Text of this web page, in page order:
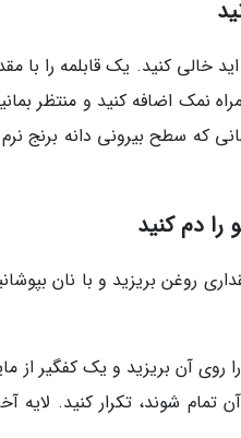
خالی کنید. یک قابلمه را
نمک اضافه کنید و منتظر
که سطح بیرونی دانه برنج
را دم کنید
روغن بریزید و با نان
آن بریزید و یک کفگیر از